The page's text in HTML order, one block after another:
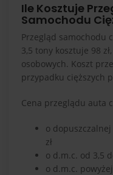
Ile Kosztuje
Samochodu
Przegląd samochodu
3,5 tony kosztuje 98
osobowych. Koszt
przypadku cięższych
Cena przeglądu auta
o
zł
o d.m.c. od 3,5
o d.m.c.